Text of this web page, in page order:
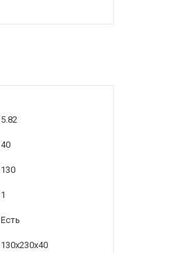
5.82
40
130
1
Есть
130x230x40